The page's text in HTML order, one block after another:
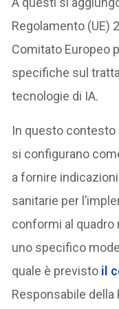
Regolamento (UE)
Comitato Europeo
specifiche sul
tecnologie di IA.
In questo contesto
si configurano
a fornire
sanitarie per
conformi al quadro
uno specifico
quale è previsto il
Responsabile